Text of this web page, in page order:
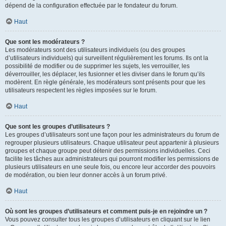
dépend de la configuration effectuée par le fondateur du forum.
Haut
Que sont les modérateurs ?
Les modérateurs sont des utilisateurs individuels (ou des groupes
d’utilisateurs individuels) qui surveillent régulièrement les forums. Ils ont la
possibilité de modifier ou de supprimer les sujets, les verrouiller, les
déverrouiller, les déplacer, les fusionner et les diviser dans le forum qu’ils
modèrent. En règle générale, les modérateurs sont présents pour que les
utilisateurs respectent les règles imposées sur le forum.
Haut
Que sont les groupes d’utilisateurs ?
Les groupes d’utilisateurs sont une façon pour les administrateurs du forum de
regrouper plusieurs utilisateurs. Chaque utilisateur peut appartenir à plusieurs
groupes et chaque groupe peut détenir des permissions individuelles. Ceci
facilite les tâches aux administrateurs qui pourront modifier les permissions de
plusieurs utilisateurs en une seule fois, ou encore leur accorder des pouvoirs
de modération, ou bien leur donner accès à un forum privé.
Haut
Où sont les groupes d’utilisateurs et comment puis-je en rejoindre un ?
Vous pouvez consulter tous les groupes d’utilisateurs en cliquant sur le lien